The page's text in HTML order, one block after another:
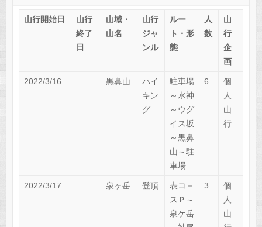
山行開始日
山行
終了
日
山域・
山名
山行
ジャ
ンル
ルー
ト・形
態
人
数
山
行
企
画
2022/3/16 黒鼻山
ハイ
キン
グ
駐車場
～水神
～ウグ
イス坂
～黒鼻
山～駐
車場
6
個
人
山
行
2022/3/17 泉ヶ岳 登頂
表コ－
スＰ～
泉ケ岳
3
個
人
山